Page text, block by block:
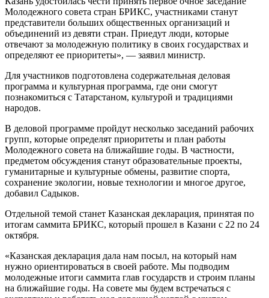
Молодежного совета стран БРИКС, участниками станут
представители больших общественных организаций и
объединений из девяти стран. Приедут люди, которые
отвечают за молодежную политику в своих государствах и
определяют ее приоритеты», — заявил министр.
Для участников подготовлена содержательная деловая
программа и культурная программа, где они смогут
познакомиться с Татарстаном, культурой и традициями
народов.
В деловой программе пройдут несколько заседаний рабочих
групп, которые определят приоритеты и план работы
Молодежного совета на ближайшие годы. В частности,
предметом обсуждения станут образовательные проекты,
гуманитарные и культурные обмены, развитие спорта,
сохранение экологии, новые технологии и многое другое,
добавил Садыков.
Отдельной темой станет Казанская декларация, принятая по
итогам саммита БРИКС, который прошел в Казани с 22 по 24
октября.
«Казанская декларация дала нам посыл, на который нам
нужно ориентироваться в своей работе. Мы подводим
молодежные итоги саммита глав государств и строим планы
на ближайшие годы. На совете мы будем встречаться с